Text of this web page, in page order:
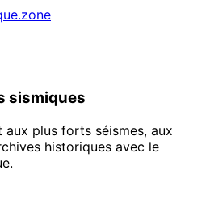
sismiques
aux plus forts séismes, aux
historiques avec le